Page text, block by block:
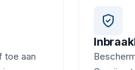
toe aan